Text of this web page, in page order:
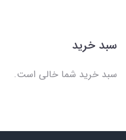
سبد خرید
سبد خرید شما خالی است.